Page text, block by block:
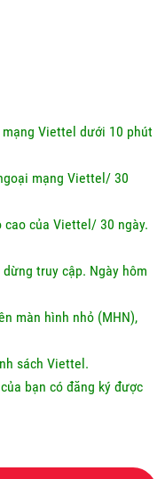
Viettel dưới 10 phút
mạng Viettel/ 30
cao của Viettel/ 30 ngày.
truy cập. Ngày hôm
màn hình nhỏ (MHN),
sách Viettel.
bạn có đăng ký được